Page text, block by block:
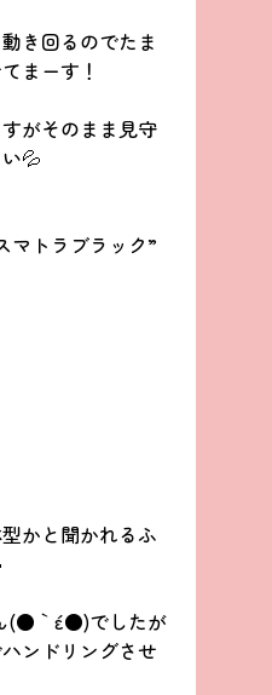
き回るのでたま
まーす！
がそのまま見守
💦
マトラブラック”
かと聞かれるふ
(●｀ε´●)でしたが
ンドリングさせ